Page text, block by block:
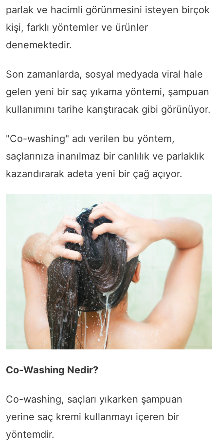
parlak ve hacimli görünmesini isteyen birçok
kişi, farklı yöntemler ve ürünler
denemektedir.
Son zamanlarda, sosyal medyada viral hale
gelen yeni bir saç yıkama yöntemi, şampuan
kullanımını tarihe karıştıracak gibi görünüyor.
"Co-washing" adı verilen bu yöntem,
saçlarınıza inanılmaz bir canlılık ve parlaklık
kazandırarak adeta yeni bir çağ açıyor.
Co-Washing Nedir?
Co-washing, saçları yıkarken şampuan
yerine saç kremi kullanmayı içeren bir
yöntemdir.